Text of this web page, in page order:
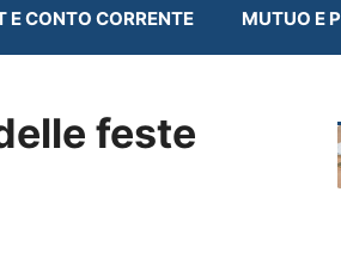
E CONTO CORRENTE MUTUO E
feste